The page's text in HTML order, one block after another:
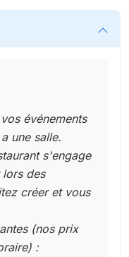
événements
une salle.
s'engage
des
créer et vous
(nos prix
: